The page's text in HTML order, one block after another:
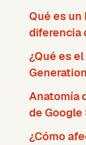
Qué es un
diferencia
¿Qué es
Anatomía
de Google
¿Cómo